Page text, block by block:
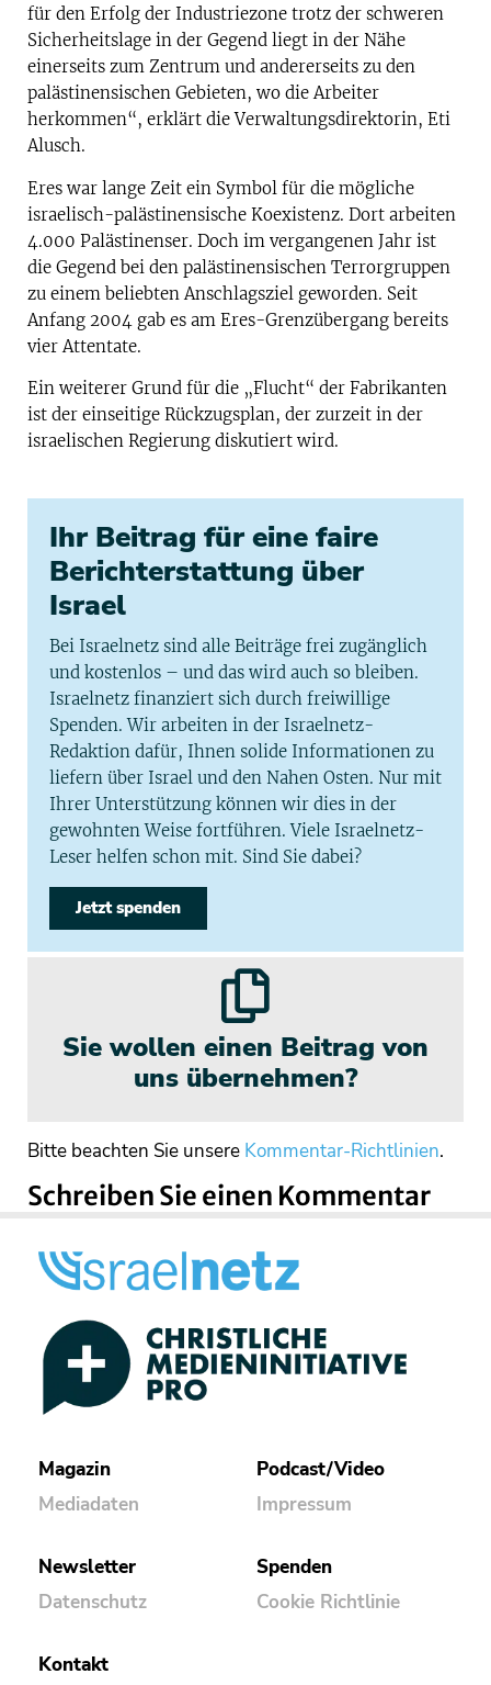
für den Erfolg der Industriezone trotz der schweren
Sicherheitslage in der Gegend liegt in der Nähe
einerseits zum Zentrum und andererseits zu den
palästinensischen Gebieten, wo die Arbeiter
herkommen“, erklärt die Verwaltungsdirektorin, Eti
Alusch.
Eres war lange Zeit ein Symbol für die mögliche
israelisch-palästinensische Koexistenz. Dort arbeiten
4.000 Palästinenser. Doch im vergangenen Jahr ist
die Gegend bei den palästinensischen Terrorgruppen
zu einem beliebten Anschlagsziel geworden. Seit
Anfang 2004 gab es am Eres-Grenzübergang bereits
vier Attentate.
Ein weiterer Grund für die „Flucht“ der Fabrikanten
ist der einseitige Rückzugsplan, der zurzeit in der
israelischen Regierung diskutiert wird.
Ihr Beitrag für eine faire
Berichterstattung über
Israel
Bei Israelnetz sind alle Beiträge frei zugänglich
und kostenlos – und das wird auch so bleiben.
Israelnetz finanziert sich durch freiwillige
Spenden. Wir arbeiten in der Israelnetz-
Redaktion dafür, Ihnen solide Informationen zu
liefern über Israel und den Nahen Osten. Nur mit
Ihrer Unterstützung können wir dies in der
gewohnten Weise fortführen. Viele Israelnetz-
Leser helfen schon mit. Sind Sie dabei?
Jetzt spenden
Sie wollen einen Beitrag von
uns übernehmen?
Bitte beachten Sie unsere Kommentar-Richtlinien.
Schreiben Sie einen Kommentar
Magazin
Mediadaten
Podcast/Video
Impressum
Newsletter
Datenschutz
Spenden
Cookie Richtlinie
Kontakt